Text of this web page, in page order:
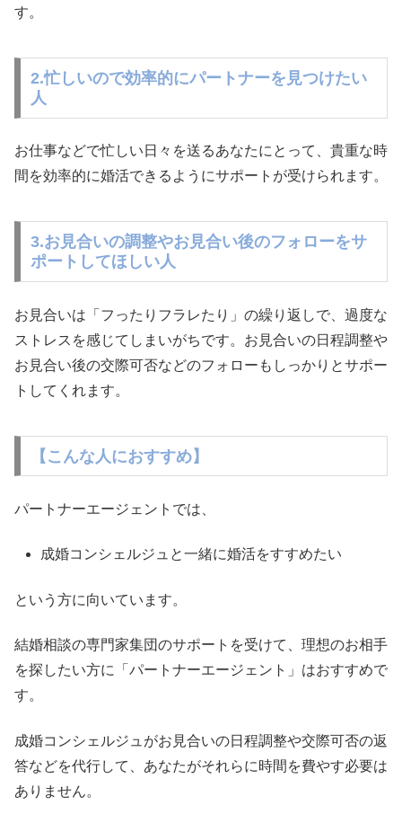
す。
2.忙しいので効率的にパートナーを見つけたい
人
お仕事などで忙しい日々を送るあなたにとって、貴重な時
間を効率的に婚活できるようにサポートが受けられます。
3.お見合いの調整やお見合い後のフォローをサ
ポートしてほしい人
お見合いは「フったりフラレたり」の繰り返しで、過度な
ストレスを感じてしまいがちです。お見合いの日程調整や
お見合い後の交際可否などのフォローもしっかりとサポー
トしてくれます。
【こんな人におすすめ】
パートナーエージェントでは、
成婚コンシェルジュと一緒に婚活をすすめたい
という方に向いています。
結婚相談の専門家集団のサポートを受けて、理想のお相手
を探したい方に「パートナーエージェント」はおすすめで
す。
成婚コンシェルジュがお見合いの日程調整や交際可否の返
答などを代行して、あなたがそれらに時間を費やす必要は
ありません。